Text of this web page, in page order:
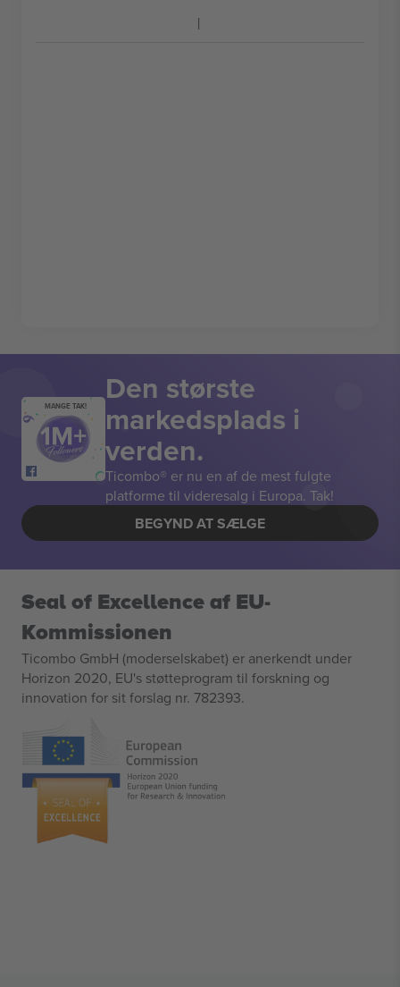
MANGE TAK! Den største
markedsplads i
verden.
Ticombo® er nu en af de mest fulgte
platforme til videresalg i Europa. Tak!
BEGYND AT SÆLGE
Seal of Excellence af EU-
Kommissionen
Ticombo GmbH (moderselskabet) er anerkendt under
Horizon 2020, EU's støtteprogram til forskning og
innovation for sit forslag nr. 782393.